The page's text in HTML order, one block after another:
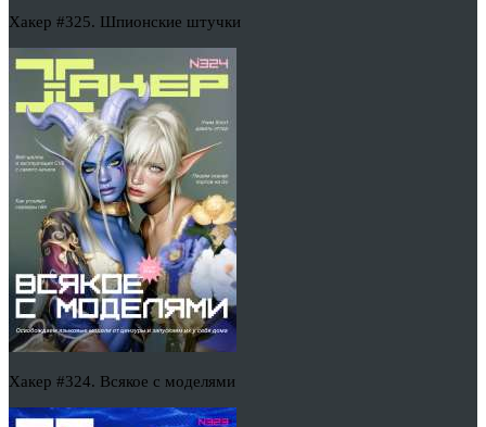
Хакер #325. Шпионские штучки
Хакер #324. Всякое с моделями